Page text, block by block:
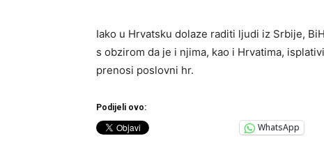
Iako u Hrvatsku dolaze raditi ljudi iz Srbije,
s obzirom da je i njima, kao i Hrvatima,
prenosi poslovni hr.
Podijeli ovo:
WhatsApp